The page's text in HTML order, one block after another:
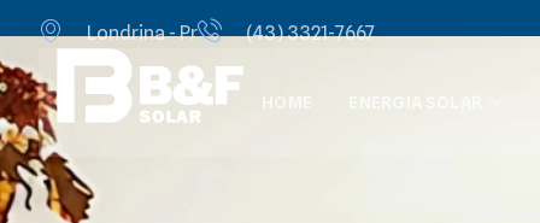
Londrina - Pr (43) 3321-7667
HOME